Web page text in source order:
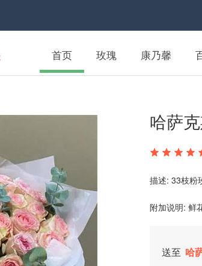
首页 玫瑰 康乃馨
哈萨
描述: 33枝粉
附加说明: 鲜
送至 哈